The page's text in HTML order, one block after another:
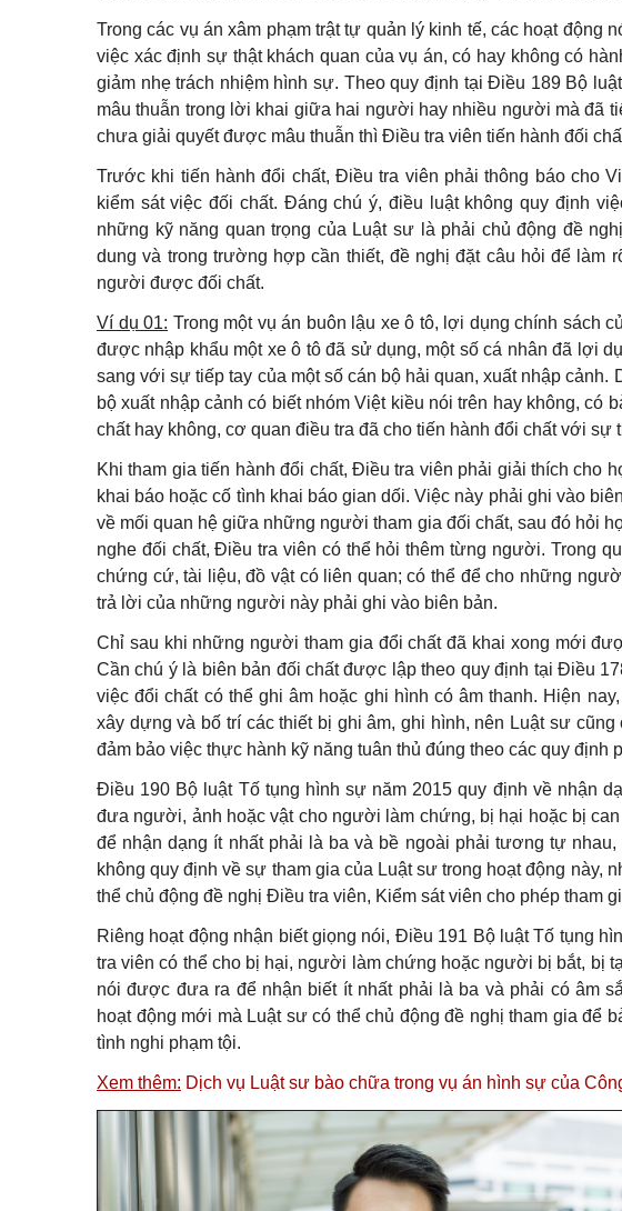
Trong các vụ án xâm phạm trật tự quản lý kinh tế, các hoạt động
việc xác định sự thật khách quan của vụ án, có hay không có
giảm nhẹ trách nhiệm hình sự. Theo quy định tại Điều 189 Bộ
mâu thuẫn trong lời khai giữa hai người hay nhiều người mà đã
chưa giải quyết được mâu thuẫn thì Điều tra viên tiến hành đối
Trước khi tiến hành đổi chất, Điều tra viên phải thông báo cho
kiểm sát việc đối chất. Đáng chú ý, điều luật không quy định
những kỹ năng quan trọng của Luật sư là phải chủ động đề
dung và trong trường hợp cần thiết, đề nghị đặt câu hỏi để làm
người được đối chất.
Ví dụ 01: Trong một vụ án buôn lậu xe ô tô, lợi dụng chính sách
được nhập khẩu một xe ô tô đã sử dụng, một số cá nhân đã lợi
sang với sự tiếp tay của một số cán bộ hải quan, xuất nhập
bộ xuất nhập cảnh có biết nhóm Việt kiều nói trên hay không, có
chất hay không, cơ quan điều tra đã cho tiến hành đổi chất với sự
Khi tham gia tiến hành đổi chất, Điều tra viên phải giải thích cho
khai báo hoặc cố tình khai báo gian dối. Việc này phải ghi vào
về mối quan hệ giữa những người tham gia đối chất, sau đó hỏi
nghe đối chất, Điều tra viên có thể hỏi thêm từng người. Trong
chứng cứ, tài liệu, đồ vật có liên quan; có thể để cho những
trả lời của những người này phải ghi vào biên bản.
Chỉ sau khi những người tham gia đổi chất đã khai xong mới
Cần chú ý là biên bản đối chất được lập theo quy định tại Điều
việc đổi chất có thể ghi âm hoặc ghi hình có âm thanh. Hiện
xây dựng và bố trí các thiết bị ghi âm, ghi hình, nên Luật sư
đảm bảo việc thực hành kỹ năng tuân thủ đúng theo các quy định
Điều 190 Bộ luật Tố tụng hình sự năm 2015 quy định về nhận
đưa người, ảnh hoặc vật cho người làm chứng, bị hại hoặc bị
để nhận dạng ít nhất phải là ba và bề ngoài phải tương tự
không quy định về sự tham gia của Luật sư trong hoạt động này,
thể chủ động đề nghị Điều tra viên, Kiểm sát viên cho phép tham
Riêng hoạt động nhận biết giọng nói, Điều 191 Bộ luật Tố tụng
tra viên có thể cho bị hại, người làm chứng hoặc người bị bắt, bị
nói được đưa ra để nhận biết ít nhất phải là ba và phải có âm
hoạt động mới mà Luật sư có thể chủ động đề nghị tham gia để
tình nghi phạm tội.
Xem thêm: Dịch vụ Luật sư bào chữa trong vụ án hình sự của